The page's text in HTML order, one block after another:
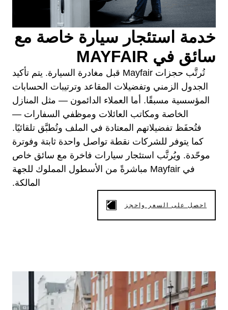
خدمة استئجار سيارة خاصة مع
سائق في MAYFAIR
تُرتَّب حجزات Mayfair قبل مغادرة السيارة. يتم تأكيد
الجدول الزمني وتفضيلات المقاعد وترتيبات الحسابات
المؤسسية مسبقًا. أما العملاء الدائمون — مثل المنازل
الخاصة ومكاتب العائلات وموظفي السفارات —
فتُحفَظ تفضيلاتهم المعتادة في الملف وتُطبَّق تلقائيًا.
كما يتوفر للشركات نقطة تواصل واحدة ثابتة وفوترة
موحّدة. ويُرتَّب استئجار سيارات فاخرة مع سائق خاص
في Mayfair مباشرةً من الأسطول المملوك للجهة
المالكة.
احصل على السعر واحجز